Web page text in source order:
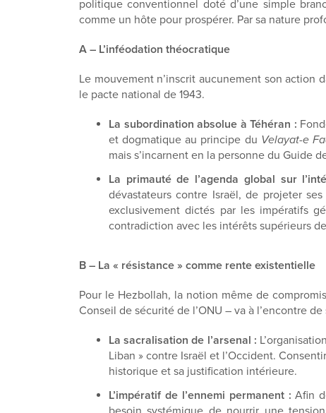
politique conventionnel doté d’une simple
comme un hôte pour prospérer. Par sa nature
A – L’inféodation théocratique
Le mouvement n’inscrit aucunement son action
le pacte national de 1943.
La subordination absolue à Téhéran :
et dogmatique au principe du Velayat-e
mais s’incarnent en la personne du Guide
La primauté de l’agenda global sur
dévastateurs contre Israël, de projeter
exclusivement dictés par les impératifs
contradiction avec les intérêts supérieurs
B – La « résistance » comme rente existentielle
Pour le Hezbollah, la notion même de
Conseil de sécurité de l’ONU – va à l’encontre
La sacralisation de l’arsenal :
Liban » contre Israël et l’Occident.
historique et sa justification intérieure.
L’impératif de l’ennemi permanent : Afin